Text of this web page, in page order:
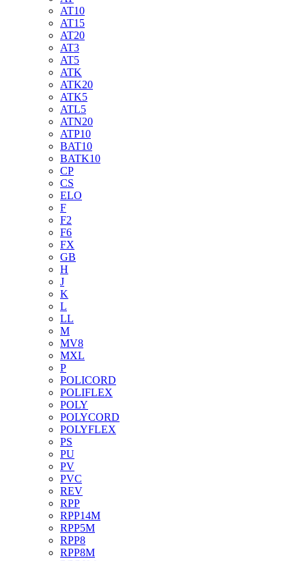
AT10
AT15
AT20
AT3
AT5
ATK
ATK20
ATK5
ATL5
ATN20
ATP10
BAT10
BATK10
CP
CS
ELO
F
F2
F6
FX
GB
H
J
K
L
LL
M
MV8
MXL
P
POLICORD
POLIFLEX
POLY
POLYCORD
POLYFLEX
PS
PU
PV
PVC
REV
RPP
RPP14M
RPP5M
RPP8
RPP8M